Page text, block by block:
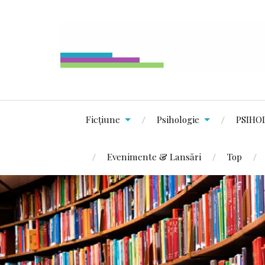
Ficțiune Psihologie
Evenimente & Lansări Top